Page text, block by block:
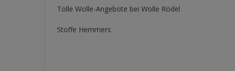
Tolle Wolle-Angebote bei Wolle Rödel
Stoffe Hemmers